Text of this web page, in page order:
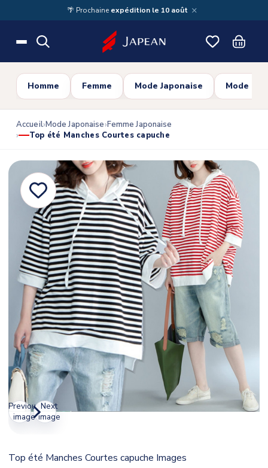
Skip to main content🌴 Prochaine expédition le 10 août ×
Homme Femme Mode Japonaise Mode
Accueil Mode Japonaise Femme Japonaise
Top été Manches Courtes capuche
Previous
image
Next
image
Top été Manches Courtes capuche Images